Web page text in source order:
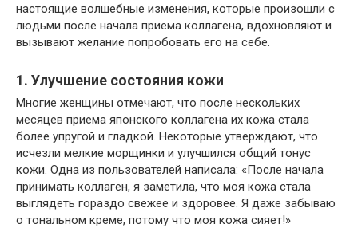
настоящие волшебные изменения, которые произошли с
людьми после начала приема коллагена, вдохновляют и
вызывают желание попробовать его на себе.
1. Улучшение состояния кожи
Многие женщины отмечают, что после нескольких
месяцев приема японского коллагена их кожа стала
более упругой и гладкой. Некоторые утверждают, что
исчезли мелкие морщинки и улучшился общий тонус
кожи. Одна из пользователей написала: «После начала
принимать коллаген, я заметила, что моя кожа стала
выглядеть гораздо свежее и здоровее. Я даже забываю
о тональном креме, потому что моя кожа сияет!»